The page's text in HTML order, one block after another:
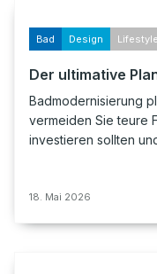
Bad Design Lifestyle
Der ultimative
Badmodernisierung
vermeiden Sie teure
investieren sollten
18. Mai 2026